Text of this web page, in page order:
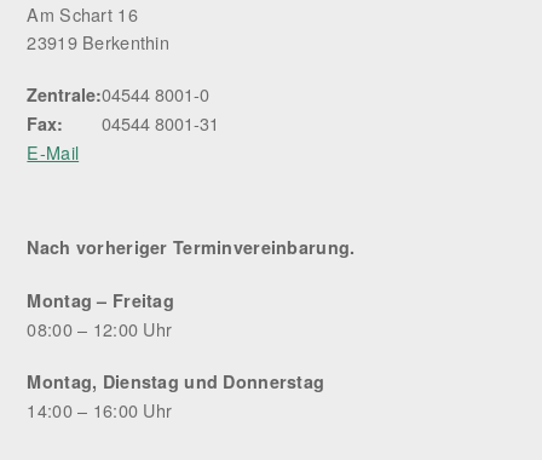
Am Schart 16
23919 Berkenthin
Zentrale:04544 8001-0
Fax:
04544 8001-31
E-Mail
Nach vorheriger Terminvereinbarung.
Montag – Freitag
08:00 – 12:00 Uhr
Montag, Dienstag und Donnerstag
14:00 – 16:00 Uhr